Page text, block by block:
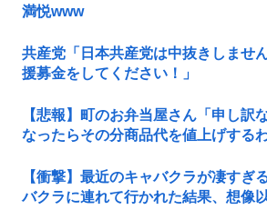
満悦www
共産党「日本共産党は中抜きしませ
援募金をしてください！」
【悲報】町のお弁当屋さん「申し訳
なったらその分商品代を値上げするわ
【衝撃】最近のキャバクラが凄すぎ
バクラに連れて行かれた結果、想像